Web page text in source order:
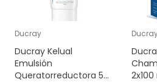
Ducray
Ducray Kelual
Emulsión
Queratorreductora 50